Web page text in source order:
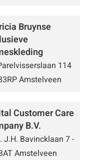
Bruynse
114
Amstelveen
Customer Care
B.V.
J.H. Bavincklaan 7 -
Amstelveen